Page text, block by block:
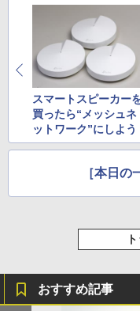
スマートスピーカー
買ったら“メッシュネ
ットワーク”にしよう
［本日の
おすすめ記事